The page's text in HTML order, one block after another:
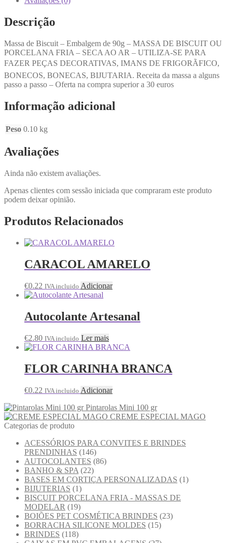
Descrição
Massa de Biscuit – Embalgem de 90g – MASSA DE BISCUIT OU
PORCELANA FRIA – SECA AO AR – UTILIZA-SE PARA
FAZER PEÇAS DECORATIVAS, IMANS DE FRIGORÃFICO,
BONECOS, BONECAS, BIJUTARIA. Receita da massa a alguns
passo a passo – Oferta na compra superior a 30 euros
Informação adicional
Peso 0.10 kg
Avaliações
Ainda não existem avaliações.
Apenas clientes com sessão iniciada que compraram este produto
podem deixar opinião.
Produtos Relacionados
CARACOL AMARELO
€0.22 IVA incluido Adicionar
Autocolante Artesanal
€2.80 IVA incluido Ler mais
FLOR CARINHA BRANCA
€0.22 IVA incluido Adicionar
Pintarolas Mini 100 gr
CREME ESPECIAL MAGO
Categorias de produto
ACESSÓRIOS PARA CONVITES E BRINDES
PRENDINHAS (146)
AUTOCOLANTES (86)
BANHO & SPA (22)
BASES EM CORTIÇA PERSONALIZADAS (1)
BIJUTERIAS (1)
BISCUIT PORCELANA FRIA - MASSAS DE
MODELAR (19)
BOIÕES PET COSMÉTICA BRINDES (23)
BORRACHA SILICONE MOLDES (15)
BRINDES (118)